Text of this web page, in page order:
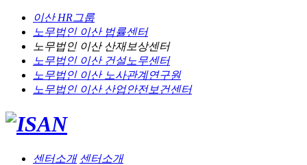
이산 HR그룹
노무법인 이산법률센터
노무법인 이산산재보상센터
노무법인 이산건설노무센터
노무법인 이산노사관계연구원
노무법인 이산산업안전보건센터
센터소개 센터소개